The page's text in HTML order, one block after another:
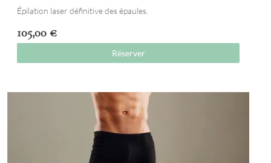
Épilation laser définitive des épaules.
105,00 €
Réserver